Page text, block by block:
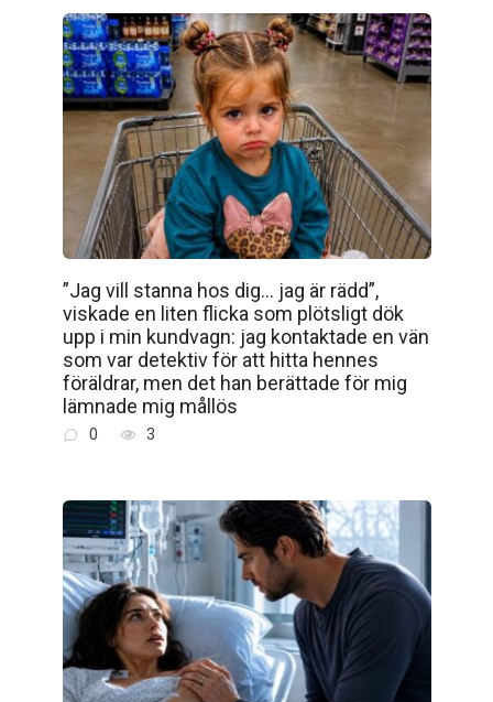
”Jag vill stanna hos dig… jag är rädd”,
viskade en liten flicka som plötsligt dök
upp i min kundvagn: jag kontaktade en vän
som var detektiv för att hitta hennes
föräldrar, men det han berättade för mig
lämnade mig mållös
0 3